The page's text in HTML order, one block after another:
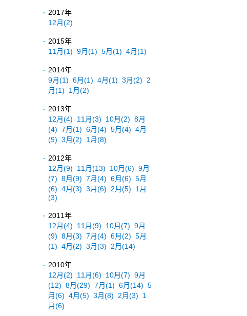
2017年
12月(2)
2015年
11月(1) 9月(1) 5月(1) 4月(1)
2014年
9月(1) 6月(1) 4月(1) 3月(2)
2
月(1) 1月(2)
2013年
12月(4) 11月(3) 10月(2) 8月
(4) 7月(1) 6月(4) 5月(4) 4月
(9) 3月(2) 1月(8)
2012年
12月(9) 11月(13) 10月(6) 9月
(7) 8月(9) 7月(4) 6月(6) 5月
(6) 4月(3) 3月(6) 2月(5)
1月
(3)
2011年
12月(4) 11月(9) 10月(7) 9月
(9) 8月(3) 7月(4) 6月(2) 5月
(1) 4月(2) 3月(3) 2月(14)
2010年
12月(2) 11月(6) 10月(7) 9月
(12) 8月(29) 7月(1) 6月(14) 5
月(6) 4月(5) 3月(8) 2月(3)
1
月(6)